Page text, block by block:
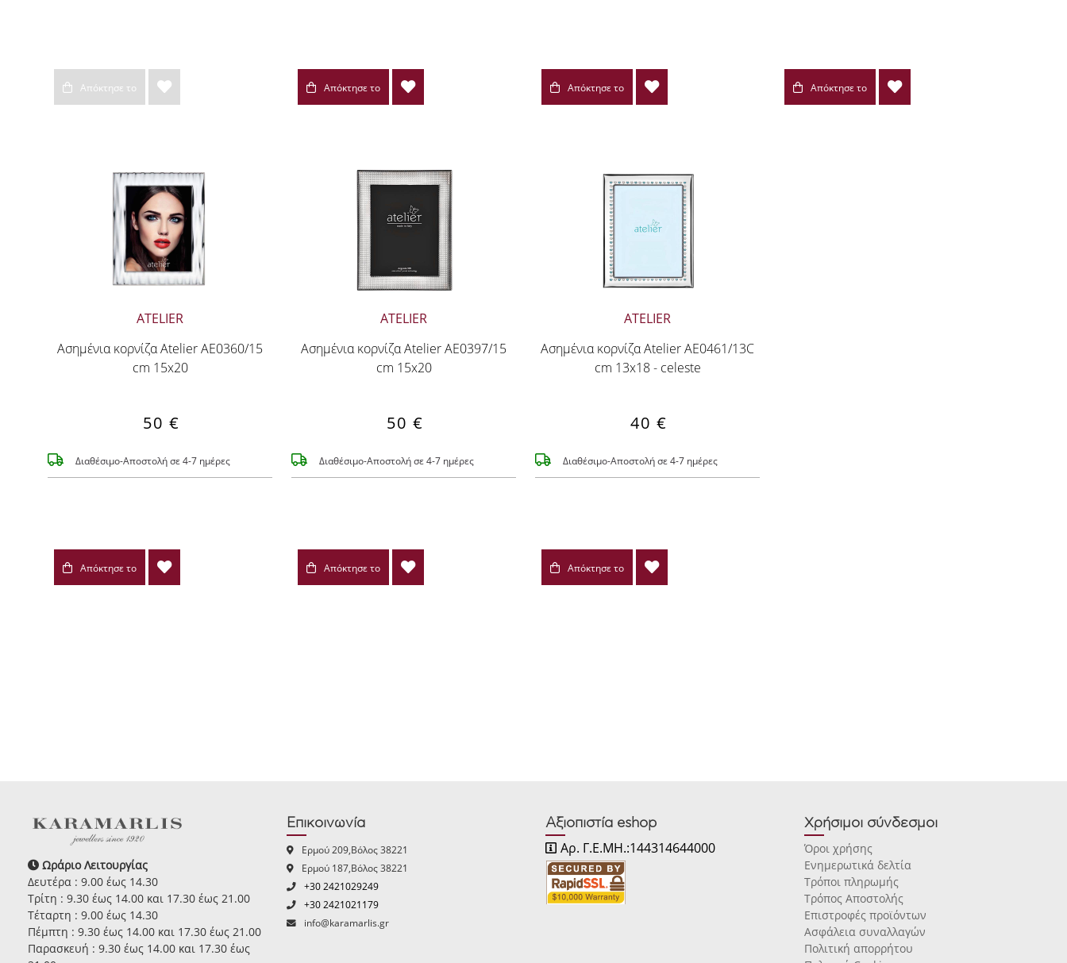
Απόκτησε το Απόκτησε το Απόκτησε το Απόκτησε το
ATELIER
Ασημένια κορνίζα Atelier AE0360/15
cm 15x20
50 €
Διαθέσιμο-Αποστολή σε 4-7 ημέρες
Απόκτησε το
ATELIER
Ασημένια κορνίζα Atelier AE0397/15
cm 15x20
50 €
Διαθέσιμο-Αποστολή σε 4-7 ημέρες
Απόκτησε το
ATELIER
Ασημένια κορνίζα Atelier AE0461/13C
cm 13x18 - celeste
40 €
Διαθέσιμο-Αποστολή σε 4-7 ημέρες
Απόκτησε το
Ωράριο Λειτουργίας
Δευτέρα : 9.00 έως 14.30
Τρίτη : 9.30 έως 14.00 και 17.30 έως 21.00
Τέταρτη : 9.00 έως 14.30
Πέμπτη : 9.30 έως 14.00 και 17.30 έως 21.00
Παρασκευή : 9.30 έως 14.00 και 17.30 έως
Επικοινωνία
Ερμού 209,Βόλος 38221
Ερμού 187,Βόλος 38221
+30 2421029249
+30 2421021179
info@karamarlis.gr
Αξιοπιστία eshop
Αρ. Γ.Ε.ΜΗ.:144314644000
Χρήσιμοι σύνδεσμοι
Όροι χρήσης
Ενημερωτικά δελτία
Τρόποι πληρωμής
Τρόπος Αποστολής
Επιστροφές προϊόντων
Ασφάλεια συναλλαγών
Πολιτική απορρήτου